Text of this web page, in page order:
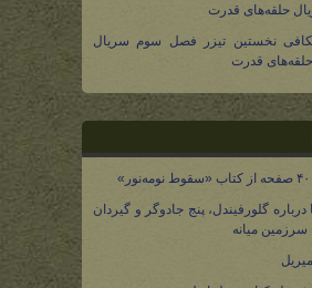
حلقه‌های قدرت
نخستین تیزر فصل سوم سریال
حلقه‌های قدرت
درباره گلورفیندل، پنج جادوگر و گیردان